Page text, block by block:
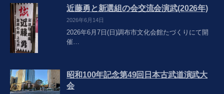
近藤勇と新選組の会交流会演武(2026年)
2026年6月14日
2026年6月7日(日)調布市文化会館たづくりにて開
催…
昭和100年記念第49回日本古武道演武大
会